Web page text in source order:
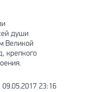
души
Великой
крепкого
09.05.2017 23:16